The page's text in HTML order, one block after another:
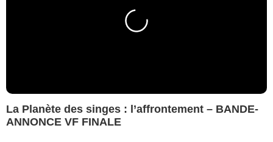
La Planète des singes : l’affrontement – BANDE-
ANNONCE VF FINALE